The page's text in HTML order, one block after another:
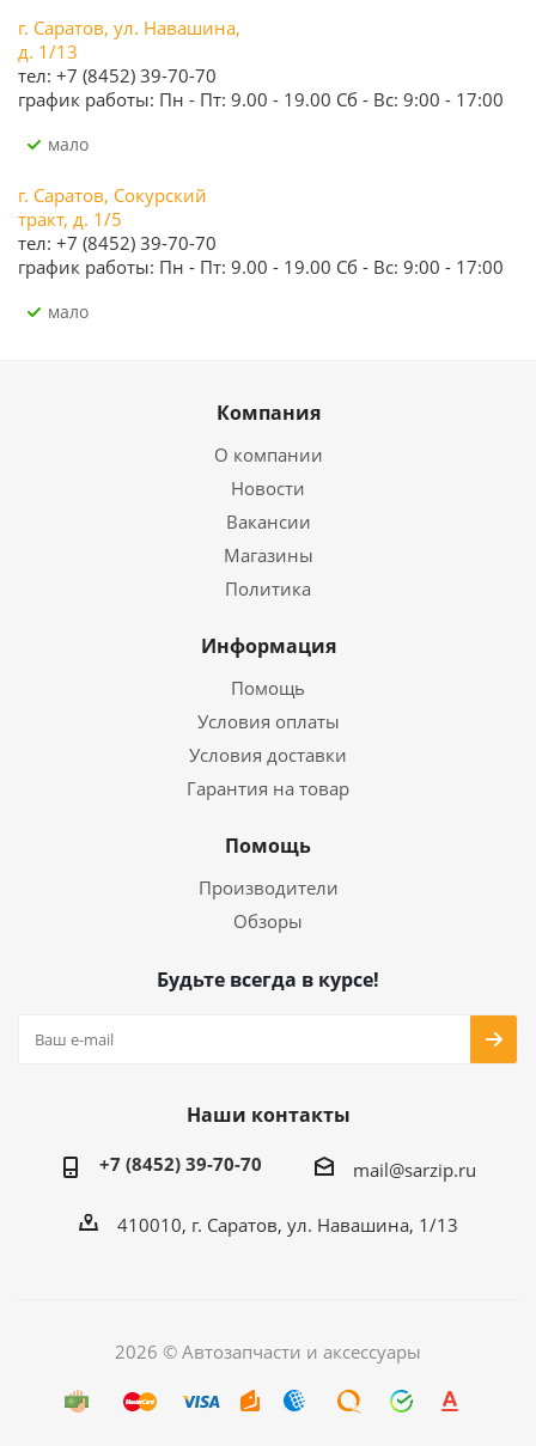
г. Саратов, ул. Навашина,
д. 1/13
тел: +7 (8452) 39-70-70
график работы: Пн - Пт: 9.00 - 19.00 Сб - Вс: 9:00 - 17:00
Мало
г. Саратов, Сокурский
тракт, д. 1/5
тел: +7 (8452) 39-70-70
график работы: Пн - Пт: 9.00 - 19.00 Сб - Вс: 9:00 - 17:00
Мало
Компания
О компании
Новости
Вакансии
Магазины
Политика
Информация
Помощь
Условия оплаты
Условия доставки
Гарантия на товар
Помощь
Производители
Обзоры
Будьте всегда в курсе!
Наши контакты
+7 (8452) 39-70-70 mail@sarzip.ru
410010, г. Саратов, ул. Навашина, 1/13
2026 © Автозапчасти и аксессуары